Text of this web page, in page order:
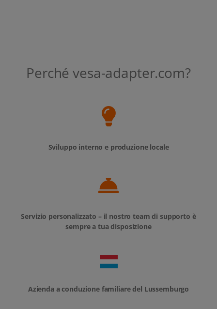
Perché vesa-adapter.com?
Sviluppo interno e produzione locale
Servizio personalizzato – il nostro team di supporto è
sempre a tua disposizione
Azienda a conduzione familiare del Lussemburgo